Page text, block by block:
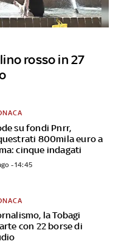
rosso in 27
su fondi Pnrr,
800mila euro a
cinque indagati
- 14:45
la Tobagi
con 22 borse di